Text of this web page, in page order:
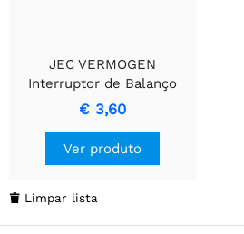
JEC VERMOGEN
Interruptor de Balanço
10A-250V SPDT ON-ON
€ 3,60
Ver produto
 Limpar lista